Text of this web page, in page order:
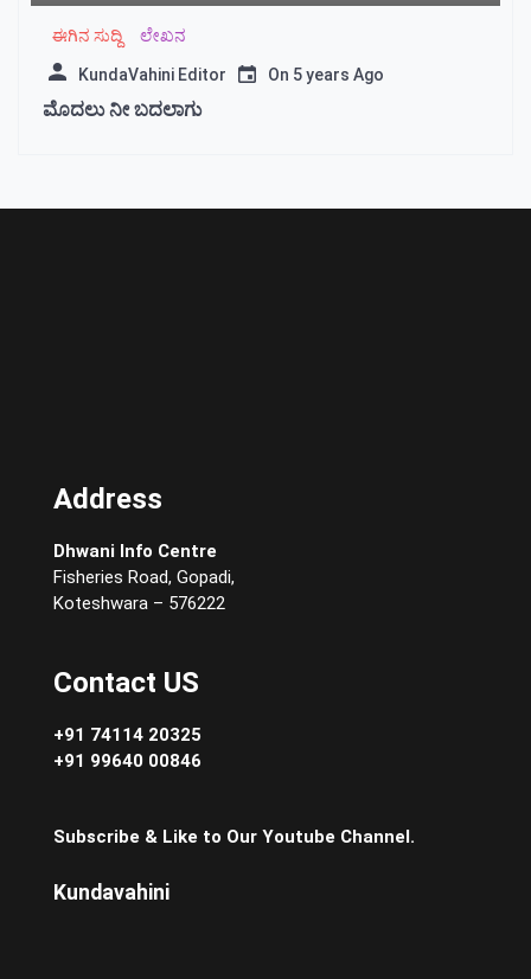
ಈಗಿನ ಸುದ್ದಿ ಲೇಖನ
KundaVahini Editor On 5 years Ago
ಮೊದಲು ನೀ ಬದಲಾಗು
Address
Dhwani Info Centre
Fisheries Road, Gopadi,
Koteshwara – 576222
Contact US
+91 74114 20325
+91 99640 00846
Subscribe & Like to Our Youtube Channel.
Kundavahini